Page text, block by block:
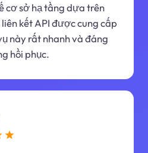
cơ sở hạ tầng dựa trên
kết API được cung cấp
này rất nhanh và đáng
hồi phục.